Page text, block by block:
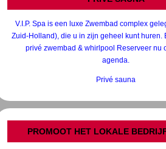
V.I.P. Spa is een luxe Zwembad complex
Zuid-Holland), die u in zijn geheel kunt huren.
privé zwembad & whirlpool Reserveer nu
agenda.
Privé sauna
PROMOOT HET LOKALE